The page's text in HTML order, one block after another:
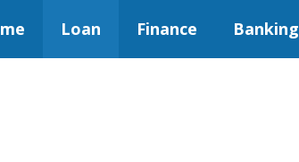
Loan Finance Banking